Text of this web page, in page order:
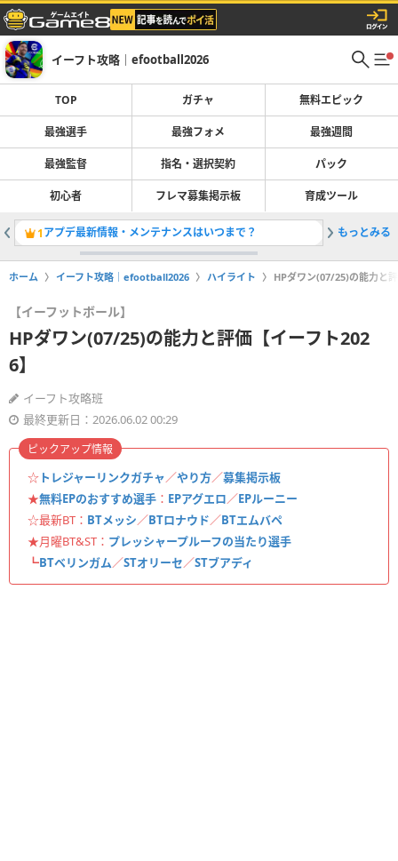
イーフト攻略｜efootball2026
TOP ガチャ 無料エピック
最強選手 最強フォメ 最強週間
最強監督 指名・選択契約 パック
初心者 フレマ募集掲示板 育成ツール
1アプデ最新情報・メンテナンスはいつまで？ 2ガチャ
もっとみる
ホーム イーフト攻略｜efootball2026 ハイライト HPダワン(07/25)の能力と
【イーフットボール】
HPダワン(07/25)の能力と評価【イーフト202
6】
イーフト攻略班
最終更新日：2026.06.02 00:29
☆ トレジャーリンクガチャ／やり方／募集掲示板
★無料EPのおすすめ選手 ： EPアグエロ／EPルーニー
☆最新BT： BTメッシ／BTロナウド／BTエムバペ
★月曜BT&ST： プレッシャープルーフの当たり選手
┗BTベリンガム／STオリーセ／STブアディ
ピックアップ情報